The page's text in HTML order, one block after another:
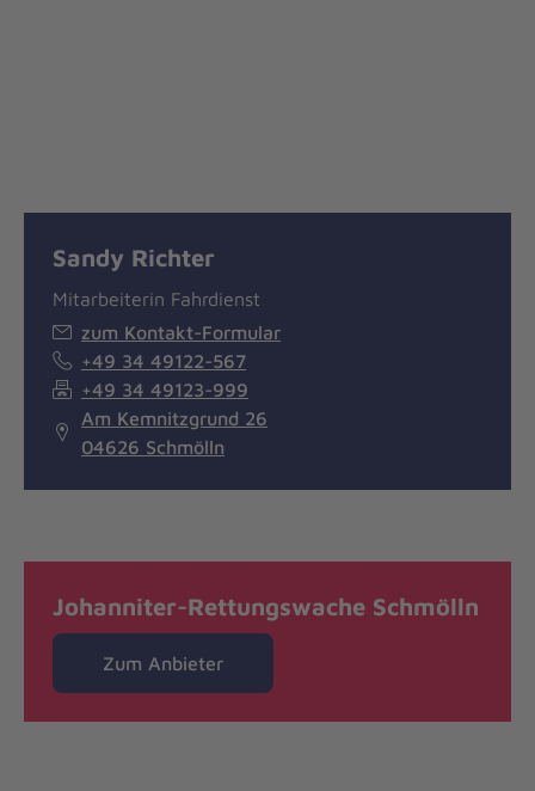
Sandy Richter
Mitarbeiterin Fahrdienst
zum Kontakt-Formular
+49 34 49122-567
+49 34 49123-999
Am Kemnitzgrund 26
04626 Schmölln
Johanniter-Rettungswache Schmölln
Zum Anbieter